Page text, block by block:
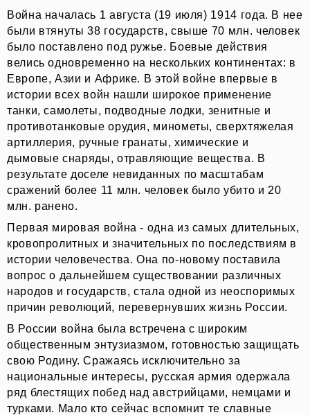
Главная
Мир
общество
люди
О
Война началась 1 августа (19 июля) 1914 года. В нее
были втянуты 38 государств, свыше 70 млн. человек
было поставлено под ружье. Боевые действия
велись одновременно на нескольких континентах: в
Европе, Азии и Африке. В этой войне впервые в
истории всех войн нашли широкое применение
танки, самолеты, подводные лодки, зенитные и
противотанковые орудия, минометы, сверхтяжелая
артиллерия, ручные гранаты, химические и
дымовые снаряды, отравляющие вещества. В
результате доселе невиданных по масштабам
сражений более 11 млн. человек было убито и 20
млн. ранено.
Первая мировая война - одна из самых длительных,
кровопролитных и значительных по последствиям в
истории человечества. Она по-новому поставила
вопрос о дальнейшем существовании различных
народов и государств, стала одной из неоспоримых
причин революций, перевернувших жизнь России.
В России война была встречена с широким
общественным энтузиазмом, готовностью защищать
свою Родину. Сражаясь исключительно за
национальные интересы, русская армия одержала
ряд блестящих побед над австрийцами, немцами и
турками. Мало кто сейчас вспомнит те славные